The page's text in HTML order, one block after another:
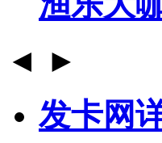
◄ ►
发卡网